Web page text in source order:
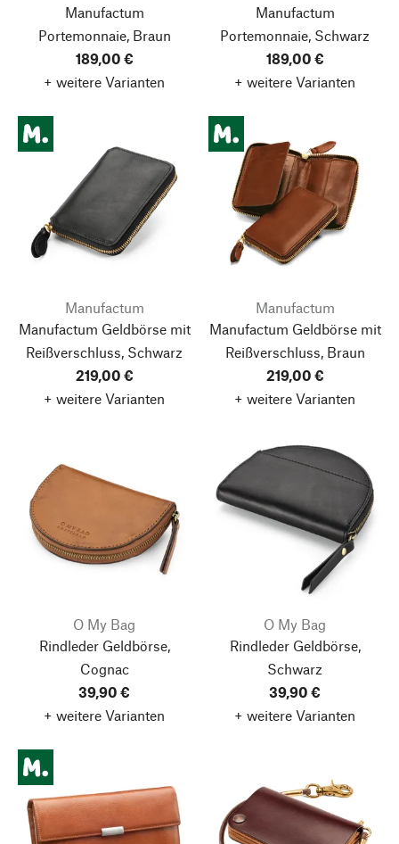
Manufactum
Portemonnaie, Braun
189,00 €
+ weitere Varianten
Manufactum
Portemonnaie, Schwarz
189,00 €
+ weitere Varianten
Manufactum
Manufactum Geldbörse mit
Reißverschluss, Schwarz
219,00 €
+ weitere Varianten
Manufactum
Manufactum Geldbörse mit
Reißverschluss, Braun
219,00 €
+ weitere Varianten
O My Bag
Rindleder Geldbörse,
Cognac
39,90 €
+ weitere Varianten
O My Bag
Rindleder Geldbörse,
Schwarz
39,90 €
+ weitere Varianten